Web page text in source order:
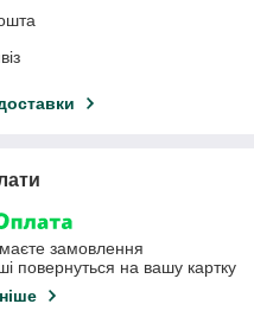
замовлення
повернуться на вашу картку